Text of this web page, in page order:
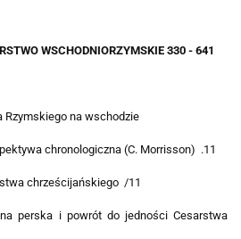
WSCHODNIORZYMSKIE 330 - 641
Rzymskiego na wschodzie
chronologiczna (C. Morrisson) .11
chrześcijańskiego /11
perska i powrót do jedności Cesarstwa